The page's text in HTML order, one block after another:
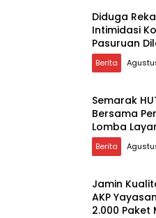
Diduga
Intimidasi
Pasuruan
Jatim
Berita
Semarak
Bersama
Lomba
Berita
Jamin
AKP
2.000 Paket